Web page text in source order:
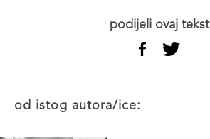
podijeli ovaj tekst
od istog autora/ice: